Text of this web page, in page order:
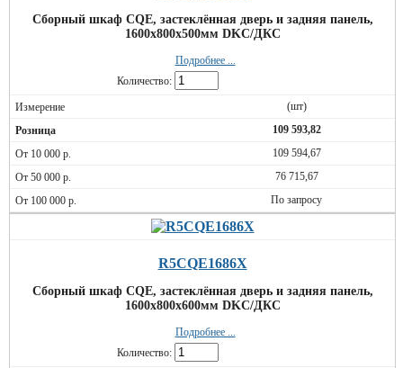
Сборный шкаф CQE, застеклённая дверь и задняя панель,
1600x800x500мм DKC/ДКС
Подробнее ...
Количество:
(шт)
109 593,82
109 594,67
76 715,67
По запросу
R5CQE1686X
Сборный шкаф CQE, застеклённая дверь и задняя панель,
1600x800x600мм DKC/ДКС
Подробнее ...
Количество: